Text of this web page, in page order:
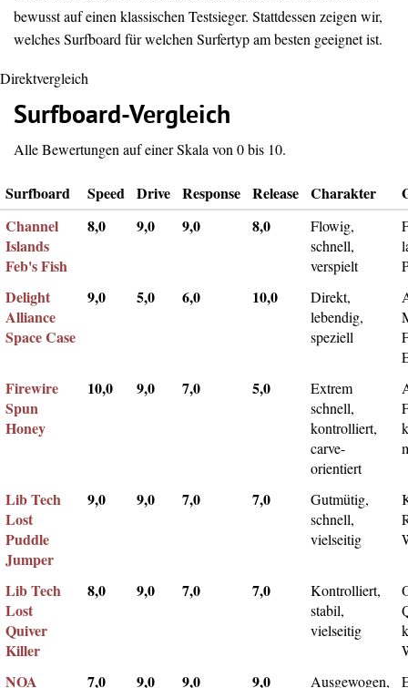
bewusst auf einen klassischen Testsieger. Stattdessen zeigen wir,
welches Surfboard für welchen Surfertyp am besten geeignet ist.
Direktvergleich
Surfboard-Vergleich
Alle Bewertungen auf einer Skala von 0 bis 10.
Surfboard Speed Drive Response Release Charakter
Channel
Islands
Feb's Fish
8,0 9,0 9,0 8,0
Flowig,
schnell,
verspielt
Delight
Alliance
Space Case
9,0 5,0 6,0 10,0
Direkt,
lebendig,
speziell
Firewire
Spun
Honey
10,0 9,0 7,0 5,0
Extrem
schnell,
kontrolliert,
carve-
orientiert
Lib Tech
Lost
Puddle
Jumper
9,0 9,0 7,0 7,0
Gutmütig,
schnell,
vielseitig
Lib Tech
Lost
Quiver
Killer
8,0 9,0 7,0 7,0
Kontrolliert,
stabil,
vielseitig
NOA 7,0 9,0 9,0 9,0 Ausgewogen,